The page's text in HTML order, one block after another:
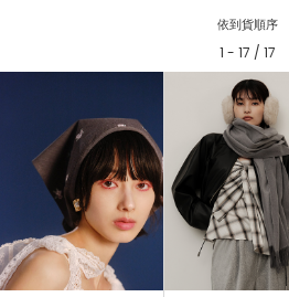
依到貨順序
1 - 17 / 17